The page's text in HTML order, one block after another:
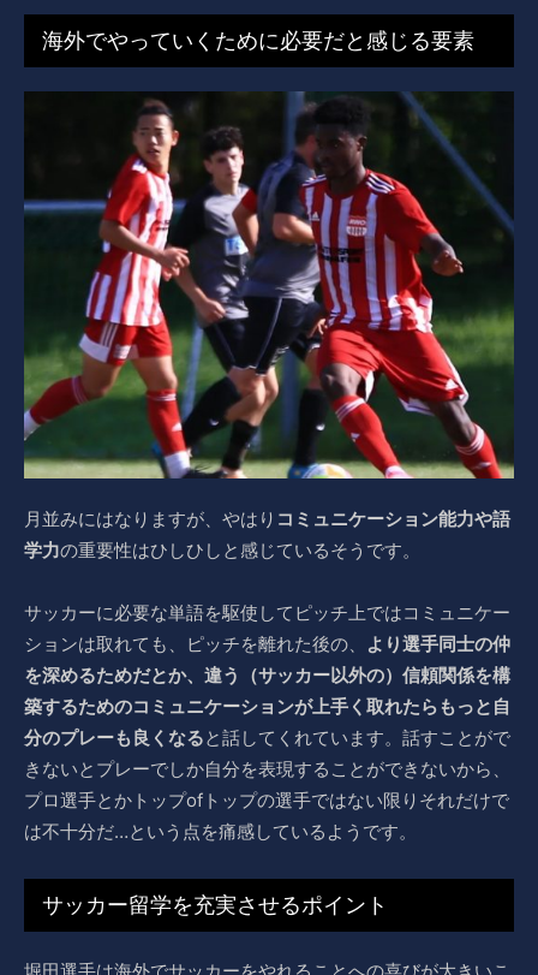
海外でやっていくために必要だと感じる要素
月並みにはなりますが、やはり コミュニケーション能力や語
学力の重要性はひしひしと感じているそうです。
サッカーに必要な単語を駆使してピッチ上ではコミュニケー
ションは取れても、ピッチを離れた後の、
より選手同士の仲
を深めるためだとか、違う（サッカー以外の）信頼関係を構
築するためのコミュニケーションが上手く取れたらもっと自
分のプレーも良くなると話してくれています。話すことがで
きないとプレーでしか自分を表現することができないから、
プロ選手とかトップofトップの選手ではない限りそれだけで
は不十分だ…という点を痛感しているようです。
サッカー留学を充実させるポイント